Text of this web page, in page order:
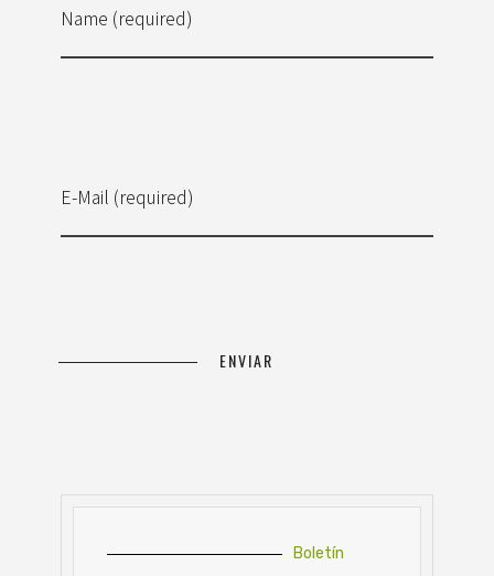
Name (required)
E-Mail (required)
Boletín